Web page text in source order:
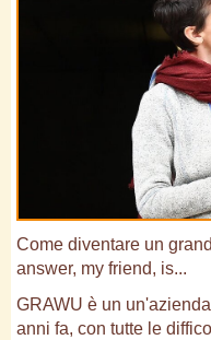
Come diventare un
answer, my friend, is...
GRAWU è un
anni fa, con tutte le